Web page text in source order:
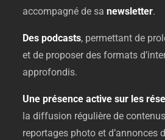
accompagnéde sanewsletter.
Despodcasts, permettantde
etde proposerdesformats
approfondis.
Uneprésenceactivesur les
ladiffusion régulièrede
reportages photoetd’annonces